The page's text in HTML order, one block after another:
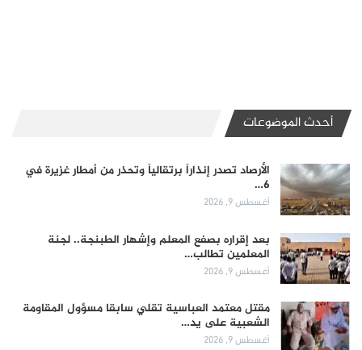
أحدث الموضوعات
الأرصاد تصدر إنذاراً برتقالياً وتحذر من أمطار غزيرة في
6…
أغسطس 9, 2026
بعد إقراره بصفع المعلم وإشهار الطبنجة.. لجنة
المعلمين تطالب…
أغسطس 9, 2026
مقتل معتمد العباسية تقلي سابقا مسؤول المقاومة
الشعبية على يد…
أغسطس 9, 2026